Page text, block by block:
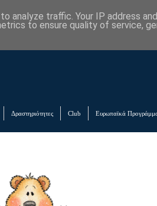
Δραστηριότητες Club Ευρωπαϊκά
analyze traffic. Your IP address
to ensure quality of service,